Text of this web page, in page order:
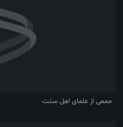
جمعی از علمای اهل سنت